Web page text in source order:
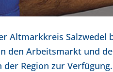
Altmarkkreis
den Arbeitsmarkt und
der Region zur Verfügung.